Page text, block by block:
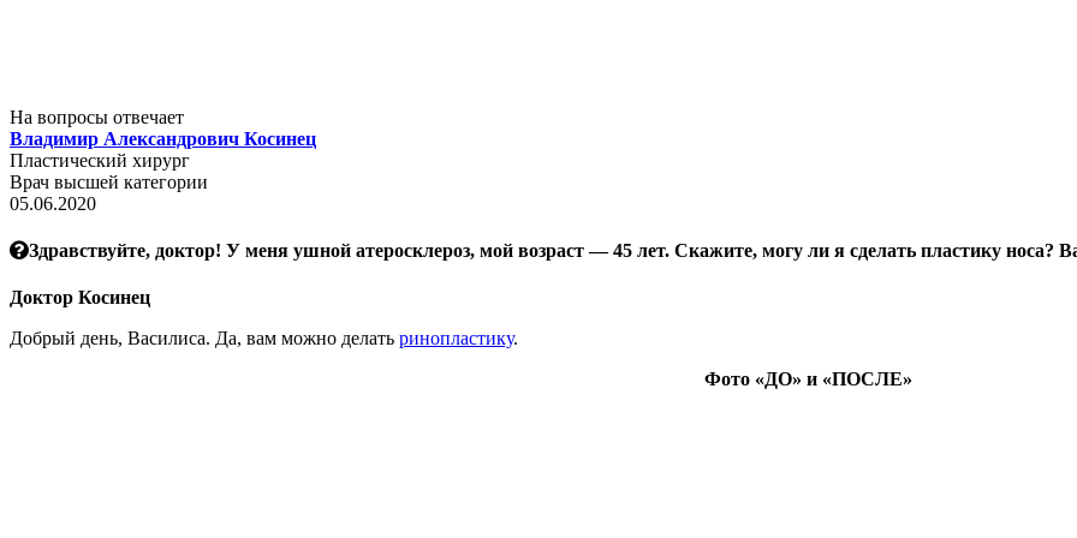
На вопросы отвечает
Владимир Александрович Косинец
Пластический хирург
Врач высшей категории
05.06.2020
Здравствуйте, доктор! У меня ушной атеросклероз, мой возраст — 45 лет. Скажите, могу ли я сделать пластику носа?
Доктор Косинец
Добрый день, Василиса. Да, вам можно делать ринопластику.
Фото «ДО» и «ПОСЛЕ»